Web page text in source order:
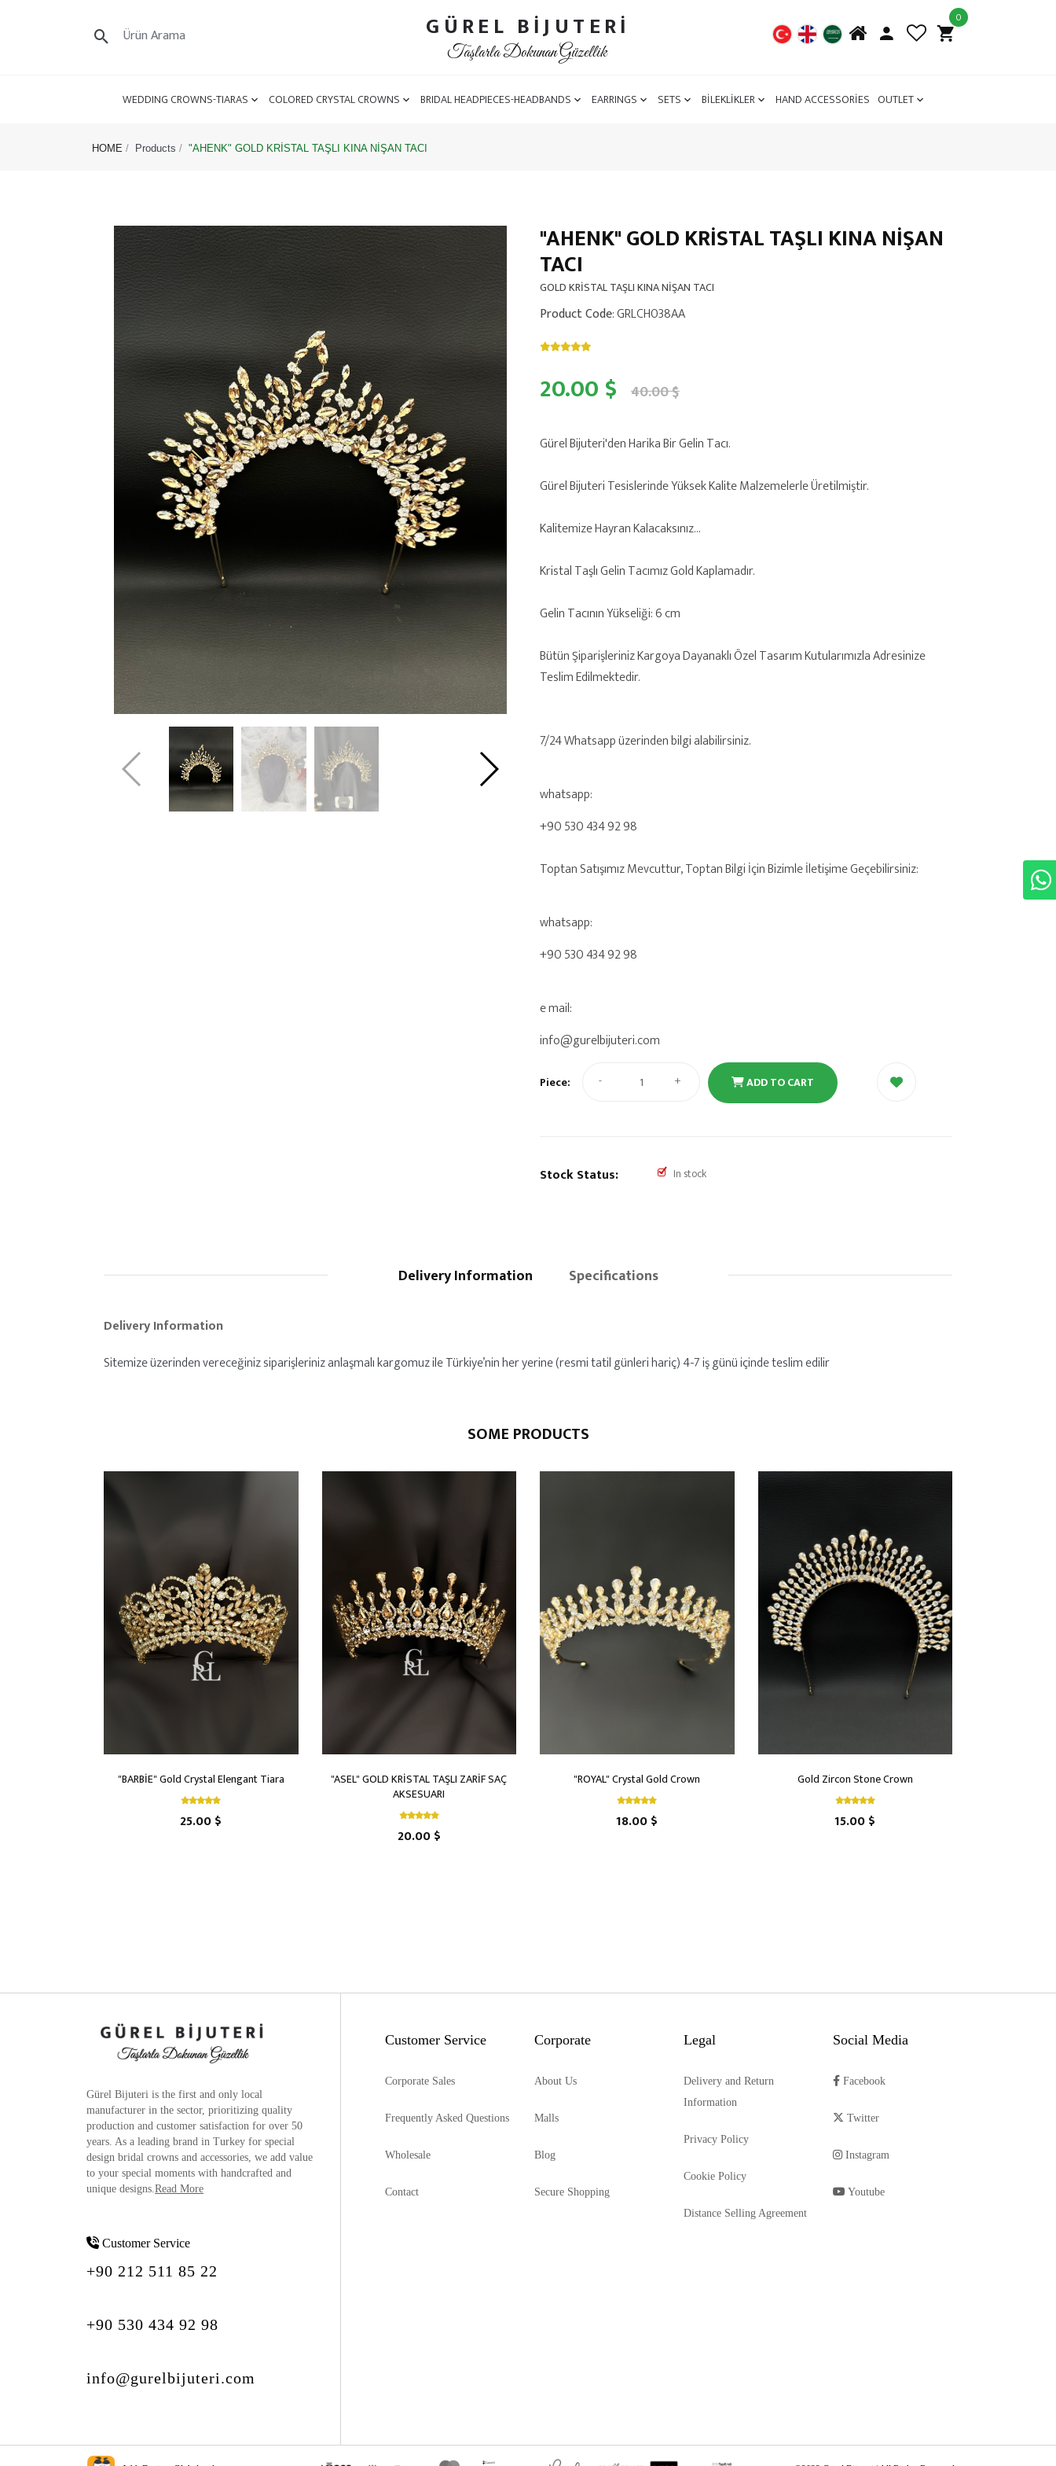
GÜREL BİJUTERİ
Taşlarla Dokunan Güzellik
0
WEDDING CROWNS-TIARAS COLORED CRYSTAL CROWNS BRIDAL HEADPIECES-HEADBANDS EARRINGS SETS BİLEKLİKLER HAND ACCESSORİES OUTLET
HOME Products "AHENK" GOLD KRİSTAL TAŞLI KINA NİŞAN TACI
"AHENK" GOLD KRİSTAL TAŞLI KINA NİŞAN
TACI
GOLD KRİSTAL TAŞLI KINA NİŞAN TACI
Product Code: GRLCH038AA
20.00 $ 40.00 $
Gürel Bijuteri'den Harika Bir Gelin Tacı.
Gürel Bijuteri Tesislerinde Yüksek Kalite Malzemelerle Üretilmiştir.
Kalitemize Hayran Kalacaksınız...
Kristal Taşlı Gelin Tacımız Gold Kaplamadır.
Gelin Tacının Yükseliği: 6 cm
Bütün Şiparişleriniz Kargoya Dayanaklı Özel Tasarım Kutularımızla Adresinize
Teslim Edilmektedir.
7/24 Whatsapp üzerinden bilgi alabilirsiniz.
whatsapp:
+90 530 434 92 98
Toptan Satışımız Mevcuttur, Toptan Bilgi İçin Bizimle İletişime Geçebilirsiniz:
whatsapp:
+90 530 434 92 98
e mail:
info@gurelbijuteri.com
Piece: - + ADD TO CART
Stock Status: In stock
Delivery Information Specifications
Delivery Information
Sitemize üzerinden vereceğiniz siparişleriniz anlaşmalı kargomuz ile Türkiye’nin her yerine (resmi tatil günleri hariç) 4-7 iş günü içinde teslim edilir
SOME PRODUCTS
"BARBİE" Gold Crystal Elengant Tiara
25.00 $
"ASEL" GOLD KRİSTAL TAŞLI ZARİF SAÇ
AKSESUARI
20.00 $
"ROYAL" Crystal Gold Crown
18.00 $
Gold Zircon Stone Crown
15.00 $
Gürel Bijuteri is the first and only local
manufacturer in the sector, prioritizing quality
production and customer satisfaction for over 50
years. As a leading brand in Turkey for special
design bridal crowns and accessories, we add value
to your special moments with handcrafted and
unique designs.Read More
Customer Service
+90 212 511 85 22
+90 530 434 92 98
info@gurelbijuteri.com
Customer Service
Corporate Sales
Frequently Asked Questions
Wholesale
Contact
Corporate
About Us
Malls
Blog
Secure Shopping
Legal
Delivery and Return
Information
Privacy Policy
Cookie Policy
Distance Selling Agreement
Social Media
Facebook
Twitter
Instagram
Youtube